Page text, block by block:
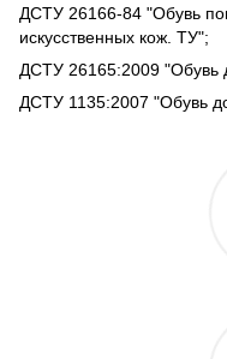
ДСТУ 26166-84 "Обувь
искусственных кож. ТУ";
ДСТУ 26165:2009 "Обувь
ДСТУ 1135:2007 "Обувь